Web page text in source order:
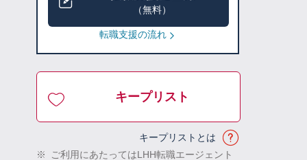
（無料）
転職支援の流れ
キープリスト
キープリストとは
※
ご利用にあたってはLHH転職エージェント